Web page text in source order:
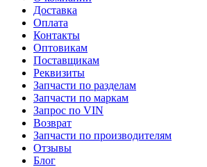
Доставка
Оплата
Контакты
Оптовикам
Поставщикам
Реквизиты
Запчасти по разделам
Запчасти по маркам
Запрос по VIN
Возврат
Запчасти по производителям
Отзывы
Блог